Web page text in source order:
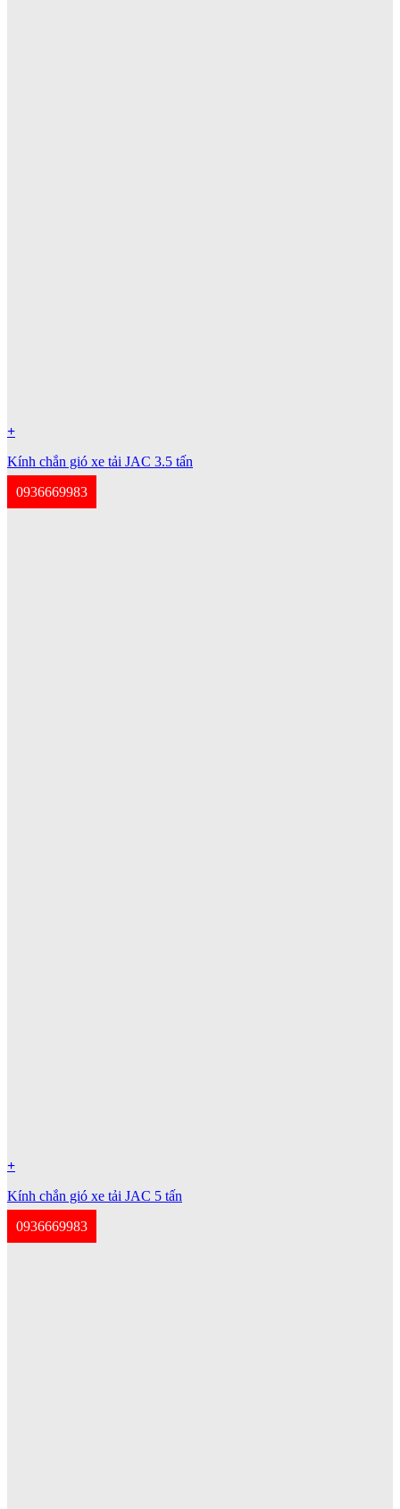
+
Kính chắn gió xe tải JAC 3.5 tấn
0936669983
+
Kính chắn gió xe tải JAC 5 tấn
0936669983